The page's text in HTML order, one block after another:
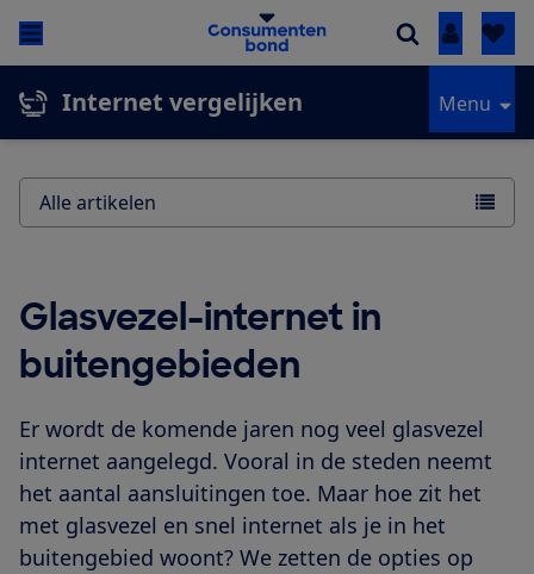
Inloggen
Internet vergelijken Menu
Glasvezel-internet in
buitengebieden
Er wordt de komende jaren nog veel glasvezel
internet aangelegd. Vooral in de steden neemt
het aantal aansluitingen toe. Maar hoe zit het
met glasvezel en snel internet als je in het
buitengebied woont? We zetten de opties op
Alle artikelen